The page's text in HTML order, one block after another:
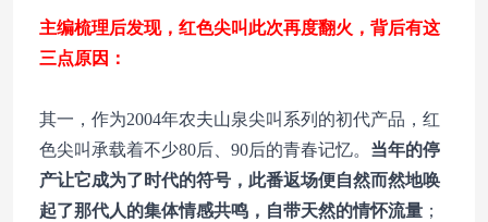
主编梳理后发现，红色尖叫此次再度翻火，背后有这
三点原因：
其一，作为2004年农夫山泉尖叫系列的初代产品，红
色尖叫承载着不少80后、90后的青春记忆。 当年的停
产让它成为了时代的符号，此番返场便自然而然地唤
起了那代人的集体情感共鸣，自带天然的情怀流量 ；